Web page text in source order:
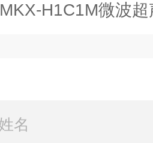
MKX-H1C1M微波